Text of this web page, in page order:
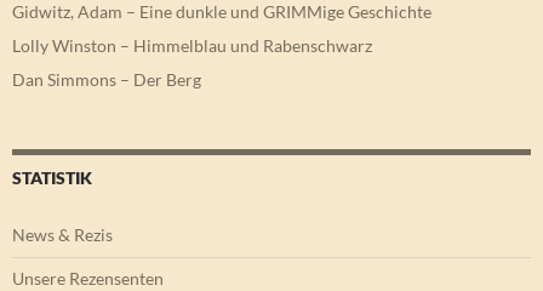
Gidwitz, Adam – Eine dunkle und GRIMMige Geschichte
Lolly Winston – Himmelblau und Rabenschwarz
Dan Simmons – Der Berg
STATISTIK
News & Rezis
Unsere Rezensenten